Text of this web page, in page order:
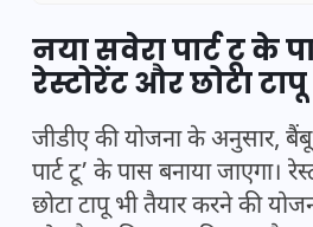
नया सवेरा पार्ट टू के
रेस्टोरेंट और छोटा टापू
जीडीए की योजना के अनुसार, बैंबू
पार्ट टू’ के पास बनाया जाएगा।
छोटा टापू भी तैयार करने की